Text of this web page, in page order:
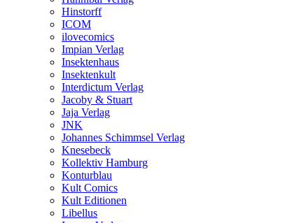
Hinstorff
ICOM
ilovecomics
Impian Verlag
Insektenhaus
Insektenkult
Interdictum Verlag
Jacoby & Stuart
Jaja Verlag
JNK
Johannes Schimmsel Verlag
Knesebeck
Kollektiv Hamburg
Konturblau
Kult Comics
Kult Editionen
Libellus